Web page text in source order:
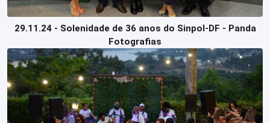
29.11.24 - Solenidade de 36 anos do Sinpol-DF - Panda
Fotografias